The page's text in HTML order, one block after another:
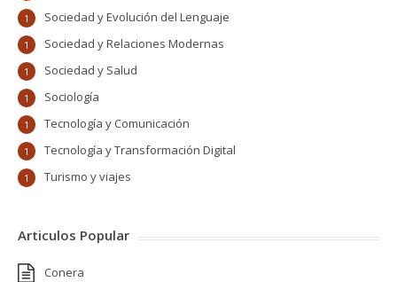
Sociedad y Evolución del Lenguaje
1
Sociedad y Relaciones Modernas
1
Sociedad y Salud
1
Sociología
1
Tecnología y Comunicación
1
Tecnología y Transformación Digital
1
Turismo y viajes
1
Articulos Popular
Conera